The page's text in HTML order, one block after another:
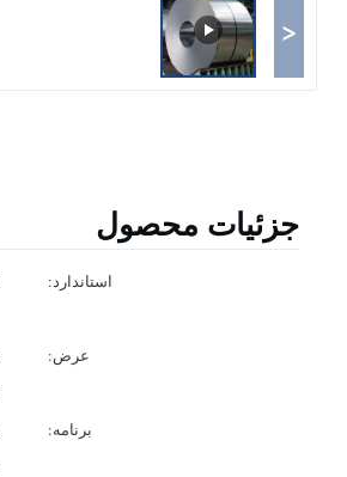
<
جزئیات محصول
استاندارد:
عرض:
برنامه: